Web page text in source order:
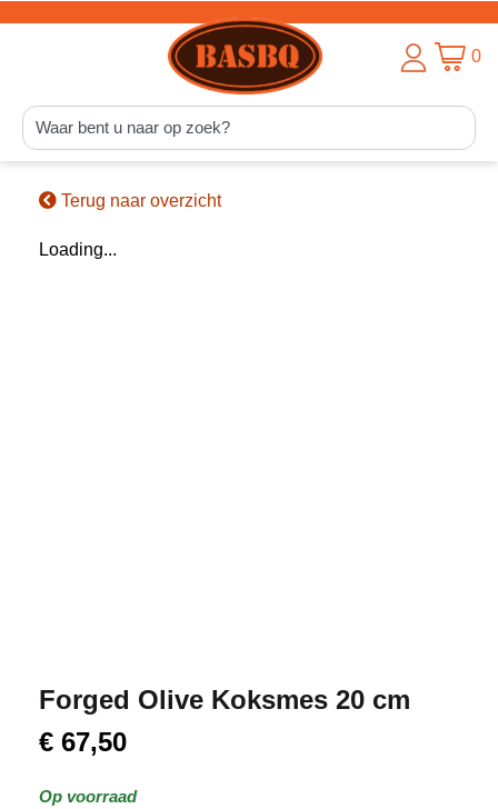
0
Terug naar overzicht
Loading...
Forged Olive Koksmes 20 cm
€ 67,50
Op voorraad